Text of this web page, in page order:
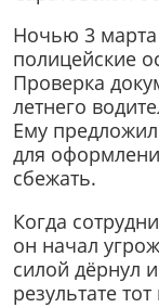
Ночью 3
полицейские
Проверка
летнего
Ему
для
сбежать.
Когда
он начал
силой дёрнул
результате